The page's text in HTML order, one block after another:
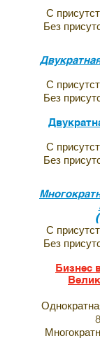
С
Без
С
Без
С
Без
С
Без
Бизнес